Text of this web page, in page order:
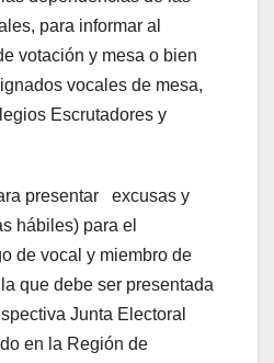
para informar al
votación y mesa o bien
vocales de mesa,
Escrutadores y
presentar excusas y
hábiles) para el
de vocal y miembro de
que debe ser presentada
Junta Electoral
en la Región de